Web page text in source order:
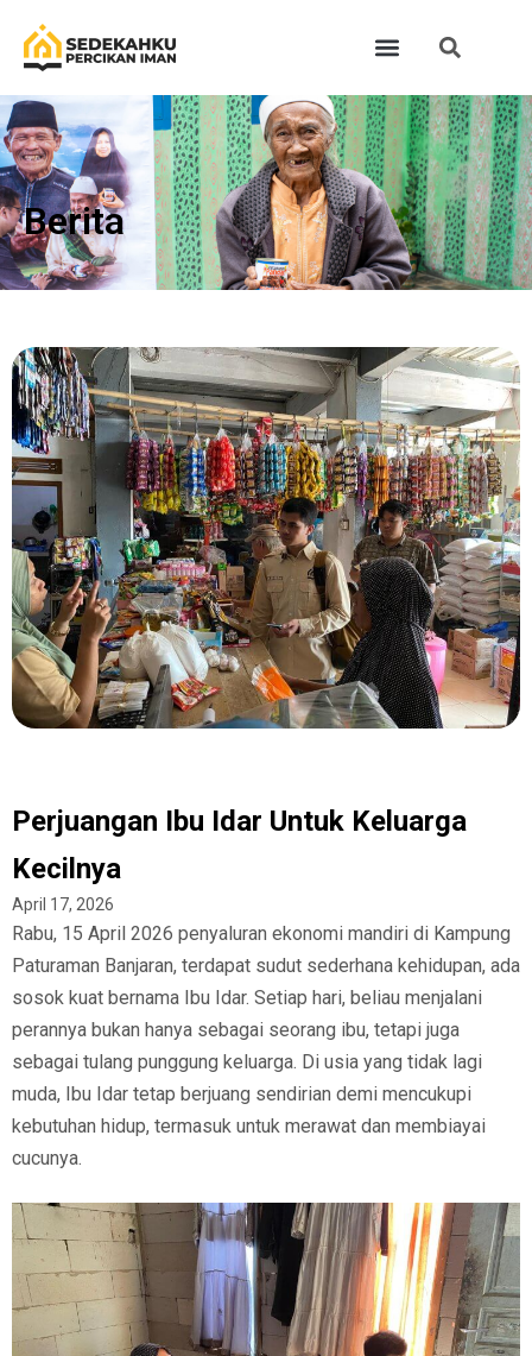
Berita​
Perjuangan Ibu Idar Untuk Keluarga
Kecilnya
April 17, 2026
Rabu, 15 April 2026 penyaluran ekonomi mandiri di Kampung
Paturaman Banjaran, terdapat sudut sederhana kehidupan, ada
sosok kuat bernama Ibu Idar. Setiap hari, beliau menjalani
perannya bukan hanya sebagai seorang ibu, tetapi juga
sebagai tulang punggung keluarga. Di usia yang tidak lagi
muda, Ibu Idar tetap berjuang sendirian demi mencukupi
kebutuhan hidup, termasuk untuk merawat dan membiayai
cucunya.